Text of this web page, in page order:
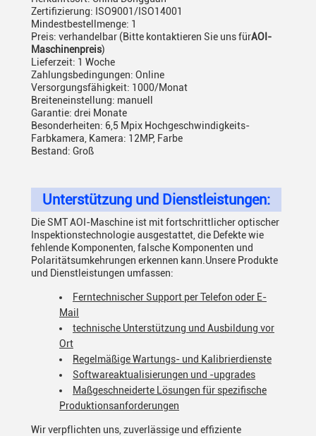
Zertifizierung: ISO9001/ISO14001
Mindestbestellmenge: 1
Preis: verhandelbar (Bitte kontaktieren Sie uns fürAOI-
Maschinenpreis)
Lieferzeit: 1 Woche
Zahlungsbedingungen: Online
Versorgungsfähigkeit: 1000/Monat
Breiteneinstellung: manuell
Garantie: drei Monate
Besonderheiten: 6,5 Mpix Hochgeschwindigkeits-
Farbkamera, Kamera: 12MP, Farbe
Bestand: Groß
Unterstützung und Dienstleistungen:
Die SMT AOI-Maschine ist mit fortschrittlicher optischer
Inspektionstechnologie ausgestattet, die Defekte wie
fehlende Komponenten, falsche Komponenten und
Polaritätsumkehrungen erkennen kann.Unsere Produkte
und Dienstleistungen umfassen:
Ferntechnischer Support per Telefon oder E-
Mail
technische Unterstützung und Ausbildung vor
Ort
Regelmäßige Wartungs- und Kalibrierdienste
Softwareaktualisierungen und -upgrades
Maßgeschneiderte Lösungen für spezifische
Produktionsanforderungen
Wir verpflichten uns, zuverlässige und effiziente